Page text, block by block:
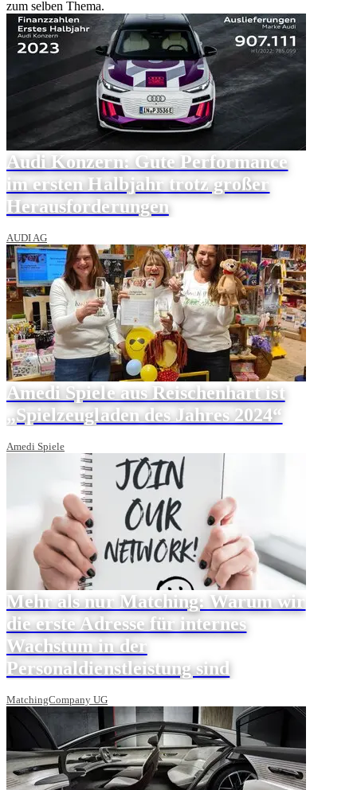
zum selben Thema.
Audi Konzern: Gute Performance
im ersten Halbjahr trotz großer
Herausforderungen
AUDI AG
Amedi Spiele aus Reischenhart ist
„Spielzeugladen des Jahres 2024“
Amedi Spiele
Mehr als nur Matching: Warum wir
die erste Adresse für internes
Wachstum in der
Personaldienstleistung sind
MatchingCompany UG